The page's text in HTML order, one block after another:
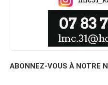
ABONNEZ-VOUS À NOTRE